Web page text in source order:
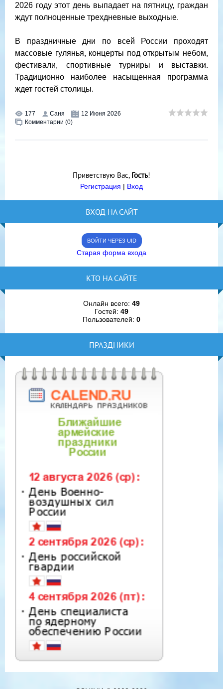
2026 году этот день выпадает на пятницу, граждан
ждут полноценные трехдневные выходные.
В праздничные дни по всей России проходят
массовые гулянья, концерты под открытым небом,
фестивали, спортивные турниры и выставки.
Традиционно наиболее насыщенная программа
ждет гостей столицы.
177 Саня
12 Июня 2026
Комментарии (0)
Приветствую Вас, Гость!
Регистрация | Вход
ВХОД НА САЙТ
ВОЙТИ ЧЕРЕЗ UID
Старая форма входа
КТО НА САЙТЕ
Онлайн всего: 49
Гостей: 49
Пользователей: 0
ПРАЗДНИКИ